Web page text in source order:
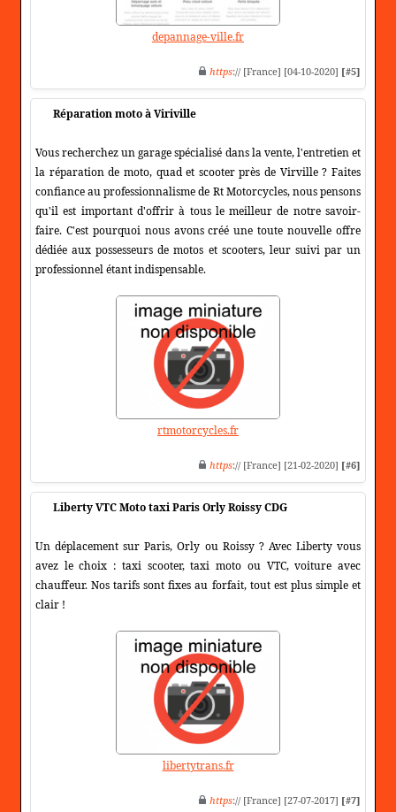
depannage-ville.fr
https:// [France] [04-10-2020] [#5]
Réparation moto à Viriville
Vous recherchez un garage spécialisé dans la vente, l'entretien et
la réparation de moto, quad et scooter près de Virville ? Faites
confiance au professionnalisme de Rt Motorcycles, nous pensons
qu'il est important d'offrir à tous le meilleur de notre savoir-
faire. C'est pourquoi nous avons créé une toute nouvelle offre
dédiée aux possesseurs de motos et scooters, leur suivi par un
professionnel étant indispensable.
rtmotorcycles.fr
https:// [France] [21-02-2020] [#6]
Liberty VTC Moto taxi Paris Orly Roissy CDG
Un déplacement sur Paris, Orly ou Roissy ? Avec Liberty vous
avez le choix : taxi scooter, taxi moto ou VTC, voiture avec
chauffeur. Nos tarifs sont fixes au forfait, tout est plus simple et
clair !
libertytrans.fr
https:// [France] [27-07-2017] [#7]